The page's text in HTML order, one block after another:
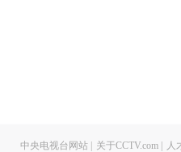
中央电视台网站 关于CCTV.com 人